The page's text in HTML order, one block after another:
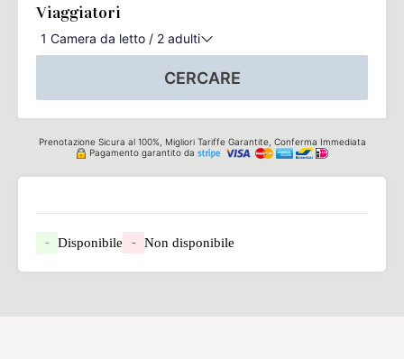
Viaggiatori
1 Camera da letto / 2 adulti
CERCARE
Prenotazione Sicura al 100%, Migliori Tariffe Garantite, Conferma Immediata
Pagamento garantito da
- Disponibile - Non disponibile